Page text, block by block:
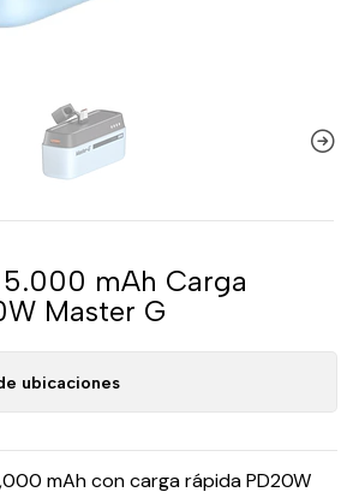
5.000 mAh Carga
Master G
ubicaciones
mAh con carga rápida PD20W